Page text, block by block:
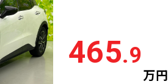
465.9
万円